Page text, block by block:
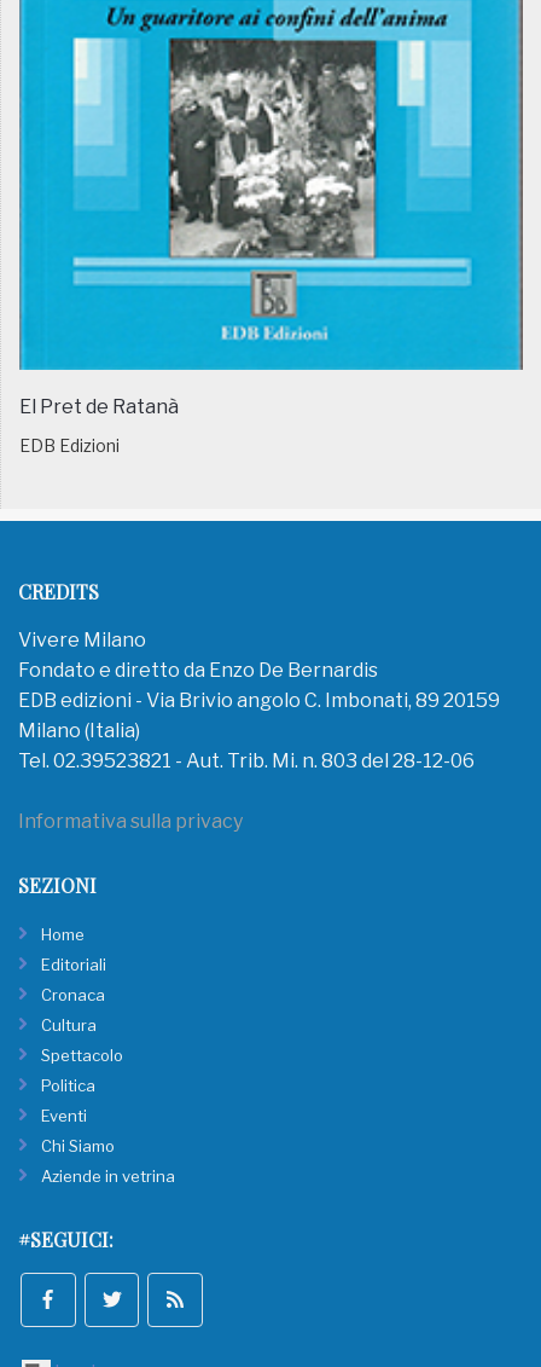
El Pret de Ratanà
EDB Edizioni
CREDITS
Vivere Milano
Fondato e diretto da Enzo De Bernardis
EDB edizioni - Via Brivio angolo C. Imbonati, 89 20159
Milano (Italia)
Tel. 02.39523821 - Aut. Trib. Mi. n. 803 del 28-12-06
Informativa sulla privacy
SEZIONI
Home
Editoriali
Cronaca
Cultura
Spettacolo
Politica
Eventi
Chi Siamo
Aziende in vetrina
#SEGUICI: